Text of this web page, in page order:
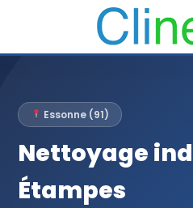
Prestations
Références
Essonne (91)
Nettoyage
Étampes